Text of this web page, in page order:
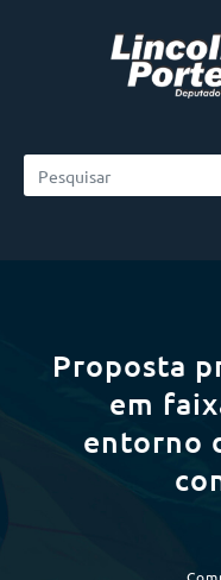
Proposta
em
entorno